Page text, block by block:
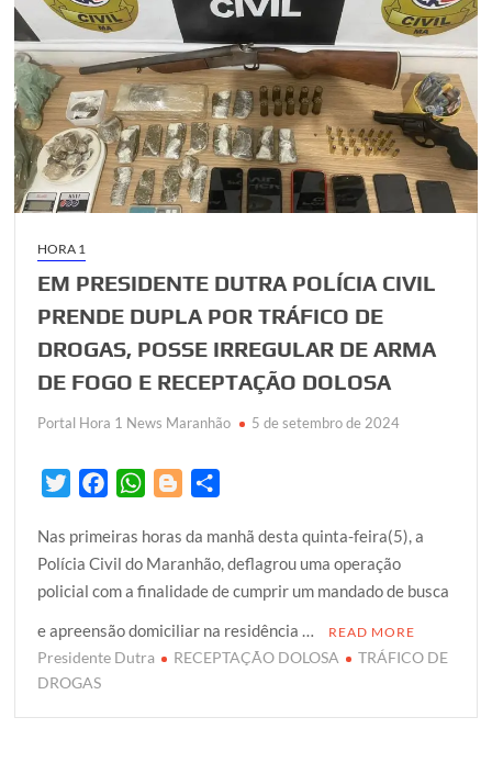
HORA 1
EM PRESIDENTE DUTRA POLÍCIA CIVIL
PRENDE DUPLA POR TRÁFICO DE
DROGAS, POSSE IRREGULAR DE ARMA
DE FOGO E RECEPTAÇÃO DOLOSA
Portal Hora 1 News Maranhão 5 de setembro de 2024
i
t
t
e
r
c
e
b
o
o
W
a
t
s
A
p
o
g
g
e
r
a
r
e
Nas primeiras horas da manhã desta quinta-feira(5), a
Polícia Civil do Maranhão, deflagrou uma operação
policial com a finalidade de cumprir um mandado de busca
e apreensão domiciliar na residência …
READ MORE
Presidente Dutra RECEPTAÇÃO DOLOSA
TRÁFICO DE
DROGAS